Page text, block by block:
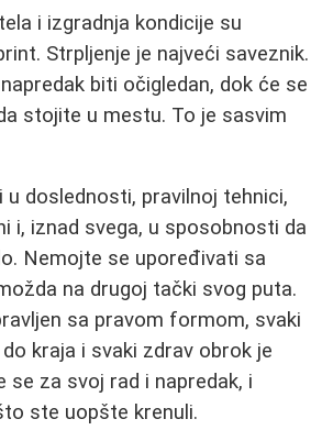
i izgradnja kondicije su
Strpljenje je najveći saveznik.
biti očigledan, dok će se
stojite u mestu. To je sasvim
u doslednosti, pravilnoj tehnici,
i, iznad svega, u sposobnosti da
Nemojte se upoređivati sa
na drugoj tački svog puta.
sa pravom formom, svaki
kraja i svaki zdrav obrok je
se za svoj rad i napredak, i
ste uopšte krenuli.